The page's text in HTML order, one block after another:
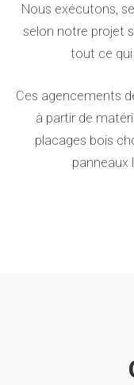
Nous exécutons,
selon notre projet
tout ce qui
Ces agencements
à partir de
placages bois
panneaux